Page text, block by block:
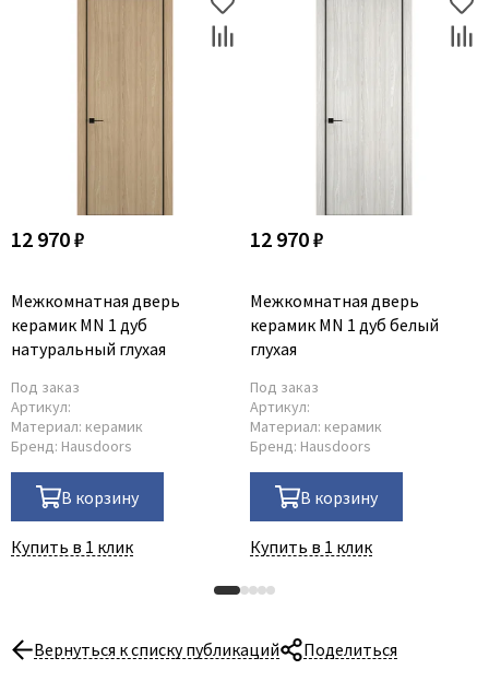
12 970 ₽
Межкомнатная дверь
керамик MN 1 дуб
натуральный глухая
Под заказ
Артикул:
Материал: керамик
Бренд: Hausdoors
В корзину
Купить в 1 клик
12 970 ₽
Межкомнатная дверь
керамик MN 1 дуб белый
глухая
Под заказ
Артикул:
Материал: керамик
Бренд: Hausdoors
В корзину
Купить в 1 клик
Вернуться к списку публикаций Поделиться